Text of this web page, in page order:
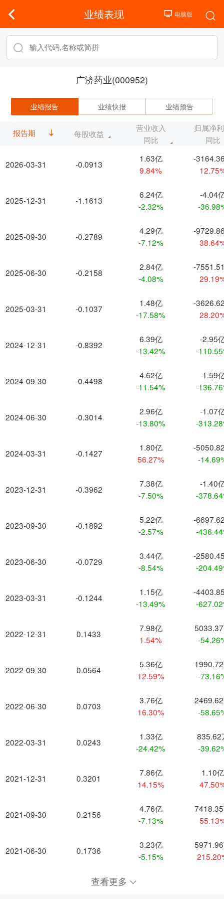
业绩表现
广济药业(000952)
业绩报告 业绩快报 业绩预告
报告期
2026-03-31
2025-12-31
2025-09-30
2025-06-30
2025-03-31
2024-12-31
2024-09-30
2024-06-30
2024-03-31
2023-12-31
2023-09-30
2023-06-30
2023-03-31
2022-12-31
2022-09-30
2022-06-30
2022-03-31
2021-12-31
2021-09-30
2021-06-30
每股收益
营业收入
同比
归属净
同比
-0.0913
1.63亿
9.84%
-
-1.1613
6.24亿
-2.32%
-4.04
-
-0.2789
4.29亿
-7.12%
-
-0.2158
2.84亿
-4.08%
-
-0.1037
1.48亿
-17.58%
-
-0.8392
6.39亿
-13.42%
-2.95
-
-0.4498
4.62亿
-11.54%
-1.59
-
-0.3014
2.96亿
-13.80%
-1.07
-
-0.1427
1.80亿
56.27%
-
-
-0.3962
7.38亿
-7.50%
-1.40
-
-0.1892
5.22亿
-2.57%
-
-
-0.0729
3.44亿
-8.54%
-
-
-0.1244
1.15亿
-13.49%
-
-
0.1433
7.98亿
1.54%
-
0.0564
5.36亿
12.59%
-
0.0703
3.76亿
16.30%
-
0.0243
1.33亿
-24.42%
835.62
-
0.3201
7.86亿
14.15%
1.10亿
0.2156
4.76亿
-7.13%
0.1736
3.23亿
-5.15%
查看更多